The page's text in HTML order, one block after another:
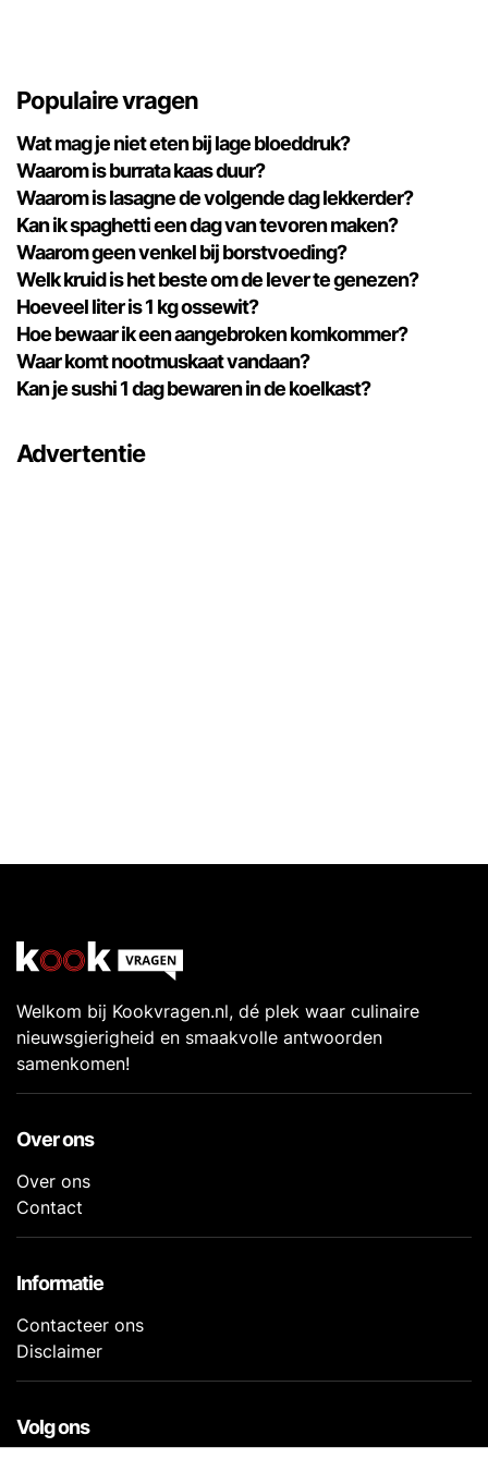
Populaire vragen
Wat mag je niet eten bij lage bloeddruk?
Waarom is burrata kaas duur?
Waarom is lasagne de volgende dag lekkerder?
Kan ik spaghetti een dag van tevoren maken?
Waarom geen venkel bij borstvoeding?
Welk kruid is het beste om de lever te genezen?
Hoeveel liter is 1 kg ossewit?
Hoe bewaar ik een aangebroken komkommer?
Waar komt nootmuskaat vandaan?
Kan je sushi 1 dag bewaren in de koelkast?
Advertentie
Welkom bij Kookvragen.nl, dé plek waar culinaire
nieuwsgierigheid en smaakvolle antwoorden
samenkomen!
Over ons
Over ons
Contact
Informatie
Contacteer ons
Disclaimer
Volg ons